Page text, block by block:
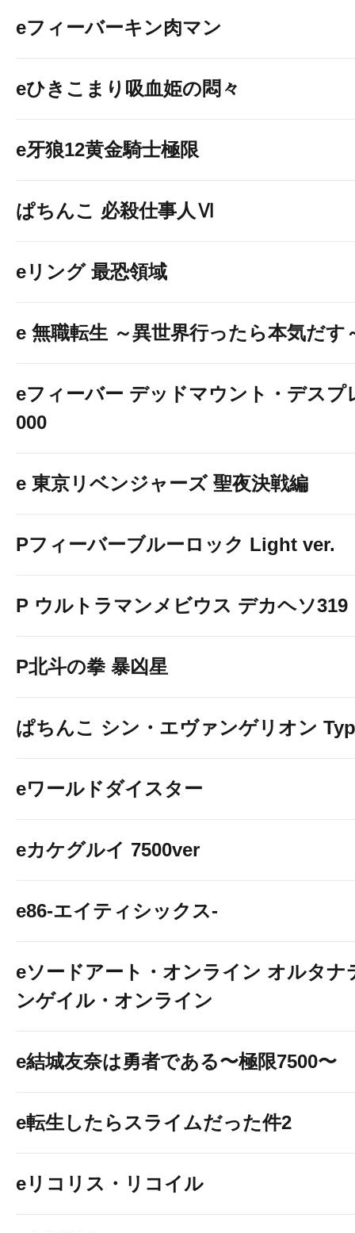
eフィーバーキン肉マン
eひきこまり吸血姫の悶々
e牙狼12黄金騎士極限
ぱちんこ 必殺仕事人Ⅵ
eリング 最恐領域
e 無職転生 ～異世界行ったら本気だす
eフィーバー デッドマウント・デスプ
000
e 東京リベンジャーズ 聖夜決戦編
Pフィーバーブルーロック Light ver.
P ウルトラマンメビウス デカヘソ319
P北斗の拳 暴凶星
ぱちんこ シン・エヴァンゲリオン
eワールドダイスター
eカケグルイ 7500ver
e86-エイティシックス-
eソードアート・オンライン オルタナ
ンゲイル・オンライン
e結城友奈は勇者である〜極限7500〜
e転生したらスライムだった件2
eリコリス・リコイル